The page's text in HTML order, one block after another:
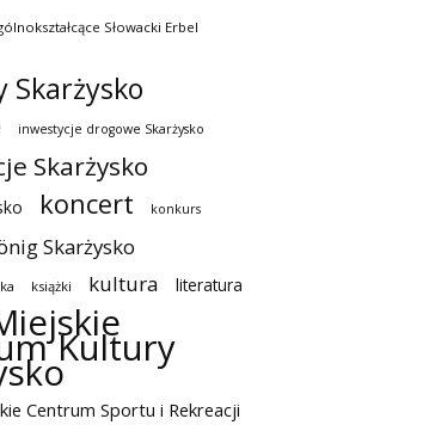
Słowacki Erbel
Skarżysko
inwestycje drogowe Skarżysko
Skarżysko
koncert konkurs
Skarżysko
książki kultura literatura
Kultury
Centrum Sportu i Rekreacji